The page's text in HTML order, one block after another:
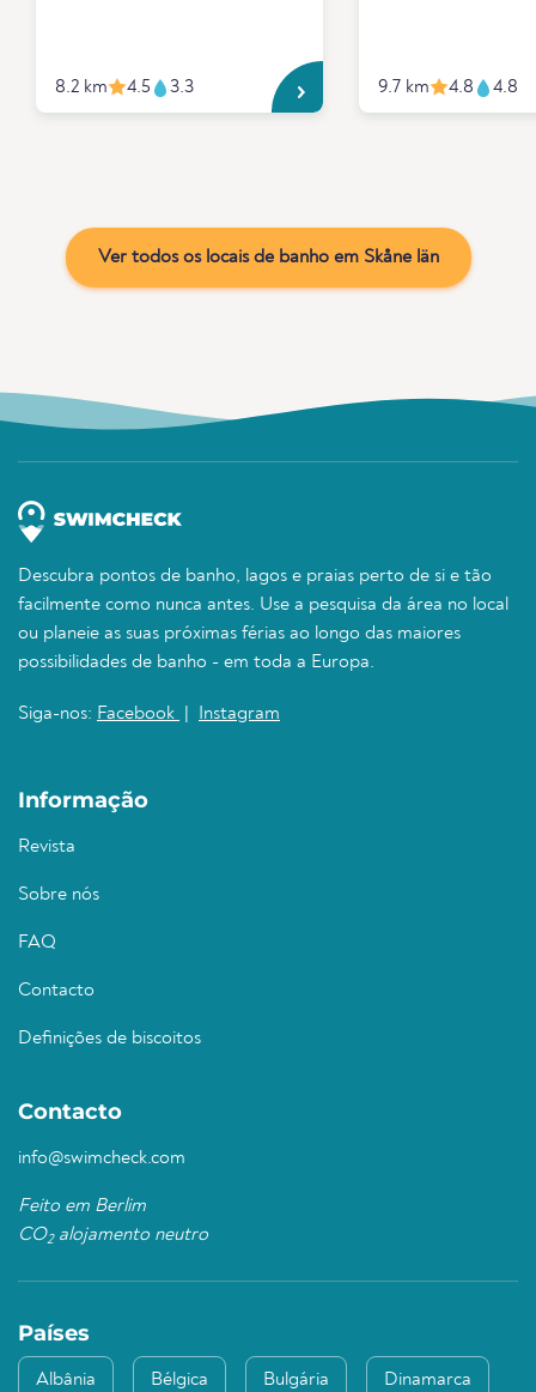
8.2 km 4.5 3.3 9.7 km 4.8 4.8
Ver todos os locais de banho em Skåne län
Descubra pontos de banho, lagos e praias perto de si e tão
facilmente como nunca antes. Use a pesquisa da área no local
ou planeie as suas próximas férias ao longo das maiores
possibilidades de banho - em toda a Europa.
Siga-nos: Facebook Instagram
Informação
Revista
Sobre nós
FAQ
Contacto
Definições de biscoitos
Contacto
info@swimcheck.com
Feito em Berlim
CO2alojamento neutro
Países
Albânia Bélgica Bulgária Dinamarca